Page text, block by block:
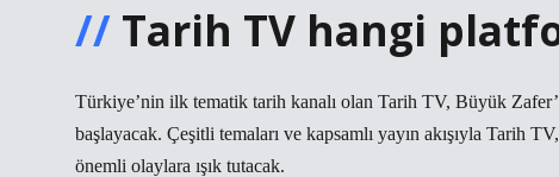
Tarih TV hangi
Türkiye’nin ilk tematik tarih kanalı olan Tarih TV, Büyük
başlayacak. Çeşitli temaları ve kapsamlı yayın akışıyla Tarih
önemli olaylara ışık tutacak.